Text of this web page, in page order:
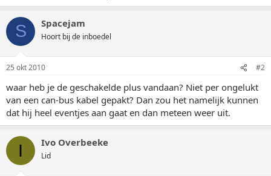
S Spacejam
Hoort bij de inboedel
25 okt 2010 #2
waar heb je de geschakelde plus vandaan? Niet per ongelukt
van een can-bus kabel gepakt? Dan zou het namelijk kunnen
dat hij heel eventjes aan gaat en dan meteen weer uit.
I Ivo Overbeeke
Lid